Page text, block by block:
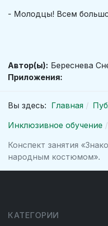
- Молодцы! Всем
Автор(ы): Береснева
Приложения:
Вы здесь: Главная
Инклюзивное обучение
Конспект занятия
народным костюмом».
КАТЕГОРИИ